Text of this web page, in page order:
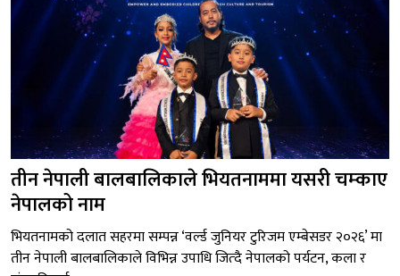
तीन नेपाली बालबालिकाले भियतनाममा यसरी चम्काए
नेपालको नाम
भियतनामको दलात सहरमा सम्पन्न ‘वर्ल्ड जुनियर टुरिजम एम्बेसडर २०२६’ मा
तीन नेपाली बालबालिकाले विभिन्न उपाधि जित्दै नेपालको पर्यटन, कला र